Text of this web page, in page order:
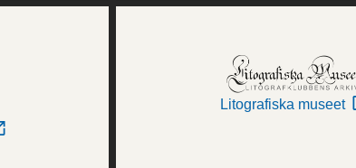
Litografiska museet